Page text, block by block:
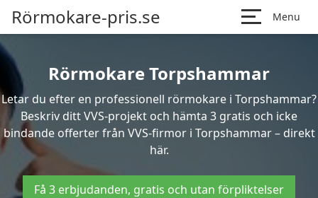
Rörmokare-pris.se Menu
Rörmokare Torpshammar
Letar du efter en professionell rörmokare i Torpshammar?
Beskriv ditt VVS-projekt och hämta 3 gratis och icke
bindande offerter från VVS-firmor i Torpshammar – direkt
här.
Få 3 erbjudanden, gratis och utan förpliktelser